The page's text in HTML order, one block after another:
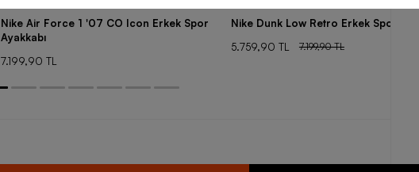
Nike Air Force 1 '07 CO Icon Erkek Spor
Ayakkabı
7.199,90 TL
Nike Dunk Low Retro Erkek Spor
5.759,90 TL
7.199,90 TL